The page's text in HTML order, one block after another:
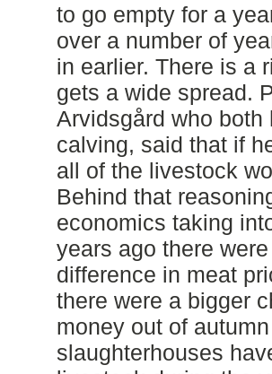
to go empty for a
over a number of
in earlier. There is a
gets a wide spread.
Arvidsgård who
calving, said that if
all of the livestock
Behind that
economics taking
years ago there
difference in meat
there were a bigger
money out of
slaughterhouses